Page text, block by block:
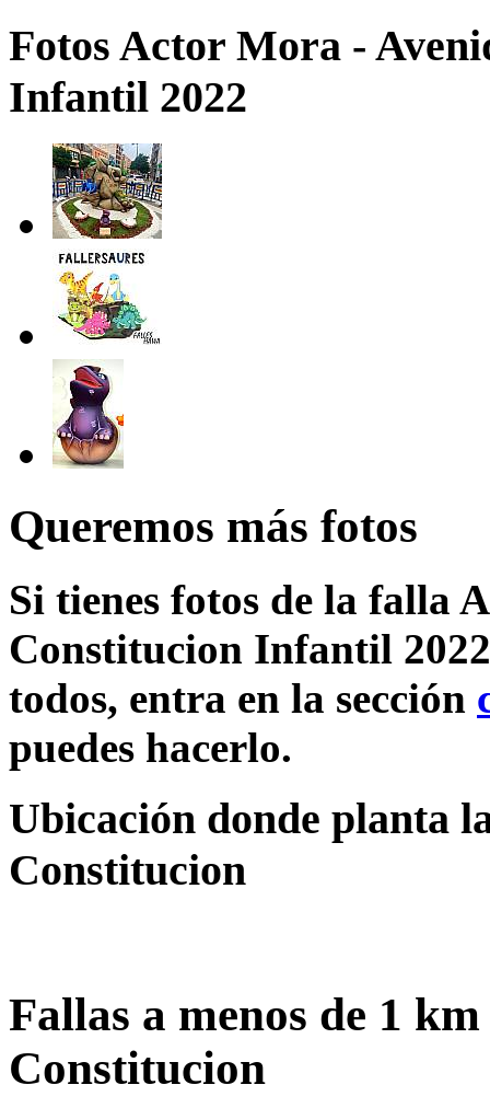
Fotos Actor Mora -
Infantil 2022
Queremos más fotos
Si tienes fotos de la falla
Constitucion Infantil
todos, entra en la sección
puedes hacerlo.
Ubicación donde planta
Constitucion
Fallas a menos de 1
Constitucion